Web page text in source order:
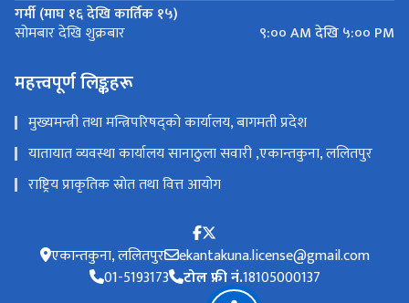
गर्मी (माघ १६ देखि कार्तिक १५)
सोमबार देखि शुक्रबार ९:०० AM देखि ५:०० PM
महत्त्वपूर्ण लिङ्कहरू
मुख्यमन्त्री तथा मन्त्रिपरिषद्को कार्यालय, बागमती प्रदेश
यातायात व्यवस्था कार्यालय सानाठुला सवारी ,एकान्तकुना, ललितपुर
राष्ट्रिय प्राकृतिक स्रोत तथा वित्त आयोग
एकान्तकुना, ललितपुर ekantakuna.license@gmail.com
01-5193173
टोल फ्री नं.18105000137